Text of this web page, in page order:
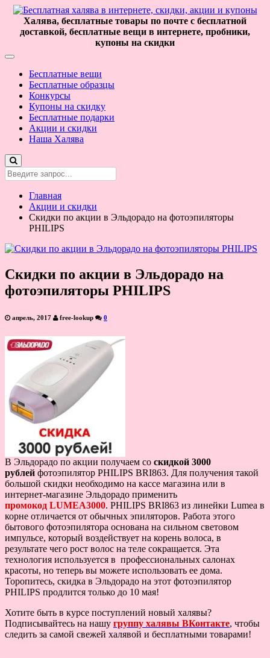
Халява, бесплатные товары по почте с бесплатной
доставкой, бесплатные вещи в интернете, пробники,
купоны на скидки
Бесплатные вещи
Бесплатные образцы
Конкурсы
Купоны на скидку
Бесплатные подарки
Акции и скидки
Наша Халява
Главная
Акции и скидки
Скидки по акции в Эльдорадо на фотоэпиляторы
PHILIPS
Скидки по акции в Эльдорадо на
фотоэпиляторы PHILIPS
апрель, 2017 free-lookup 0
В Эльдорадо по акции получаем со скидкой 3000
рублей фотоэпилятор PHILIPS BRI863. Для получения такой
большой скидки необходимо на кассе магазина или в
интернет-магазине Эльдорадо применить
промокод LUMEA3000. PHILIPS BRI863 из линейки Lumea в
корне отличается от обычных эпиляторов. Работа этого
бытового фотоэпилятора основана на сильном световом
импульсе, который воздействует на корень волоса, в
результате чего рост волос на теле сокращается. Эта
технология используется в профессиональных салонах
красоты, но теперь вы можете использовать ее дома.
Торопитесь, скидка в Эльдорадо на этот фотоэпилятор
PHILIPS продлится только до 10 мая!
Хотите быть в курсе поступлений новый халявы?
Подписывайтесь на нашу группу халявы ВКонтакте, чтобы
следить за самой свежей халявой и бесплатными товарами!